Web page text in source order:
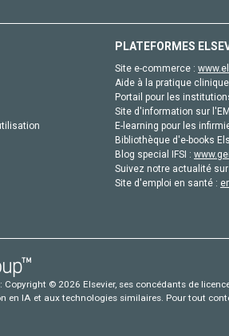
PLATEFORMES
Site e-commerce :
Aide à la pratique
Portail pour les
Site d'information sur
E-learning pour les
Bibliothèque d'e-books
Blog special IFSI :
Suivez notre actualité
Site d'emploi en santé :
Copyright © 2026 Elsevier, ses concédants de
en IA et aux technologies similaires. Pour tout